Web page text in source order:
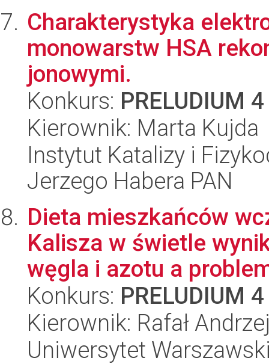
Charakterystyka
monowarstw HSA
jonowymi.
Konkurs: PRELUDIUM 4
Kierownik: Marta Kujda
Instytut Katalizy i
Jerzego Habera PAN
Dieta mieszkańców
Kalisza w świetle
węgla i azotu a
Konkurs: PRELUDIUM 4
Kierownik: Rafał
Uniwersytet